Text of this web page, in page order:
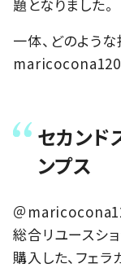
題となりました。
一体、どのよう
セカンド
ンプス
＠
総合リユースショ
購入した、フェ